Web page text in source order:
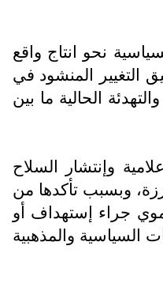
نحو انتاج واقع
التغيير المنشود في
الحالية ما بين
وإنتشار السلاح
وبسبب تأكدها من
جراء إستهداف أو
السياسية والمذهبية